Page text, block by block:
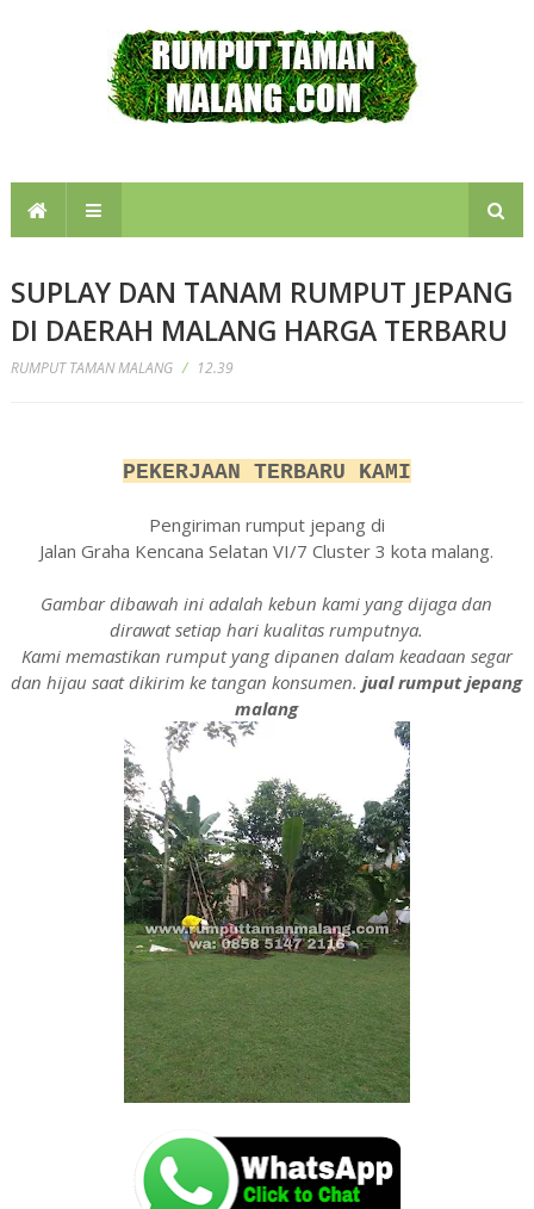
SUPLAY DAN TANAM RUMPUT JEPANG
DI DAERAH MALANG HARGA TERBARU
RUMPUT TAMAN MALANG / 12.39
PEKERJAAN TERBARU KAMI
Pengiriman rumput jepang di
Jalan Graha Kencana Selatan VI/7 Cluster 3 kota malang.
Gambar dibawah ini adalah kebun kami yang dijaga dan
dirawat setiap hari kualitas rumputnya.
Kami memastikan rumput yang dipanen dalam keadaan segar
dan hijau saat dikirim ke tangan konsumen.jual rumput jepang
malang